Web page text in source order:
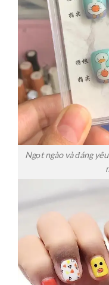
Ngọt ngào và đáng